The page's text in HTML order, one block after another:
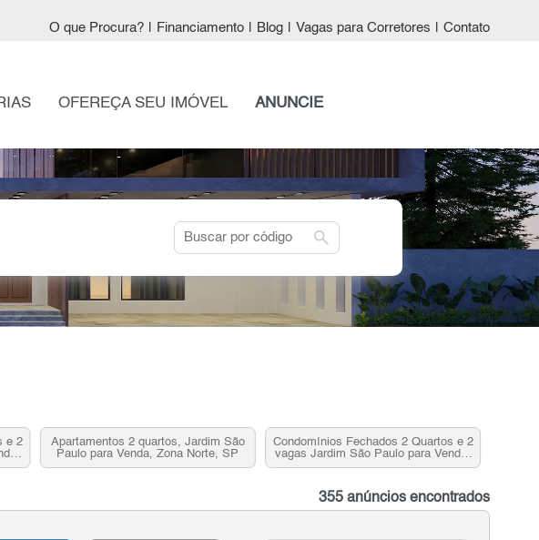
O que Procura? Financiamento Blog Vagas para Corretores Contato
OFEREÇA SEU IMÓVEL ANUNCIE
search
e 2
Apartamentos 2 quartos, Jardim São
Paulo para Venda, Zona Norte, SP
Condomínios Fechados 2 Quartos e 2
vagas Jardim São Paulo para Venda,
Zona Norte, SP
355 anúncios encontrados